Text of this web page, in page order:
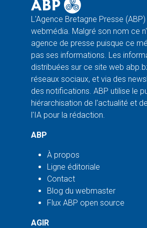
L'Agence Bretagne Presse (ABP)
webmédia. Malgré son nom ce
agence de presse puisque ce
pas ses informations. Les
distribuées sur ce site web
réseaux sociaux, et via des
des notifications. ABP utilise le
hiérarchisation de l'actualité et
l'IA pour la rédaction.
ABP
À propos
Ligne éditoriale
Contact
Blog du webmaster
Flux ABP open source
AGIR